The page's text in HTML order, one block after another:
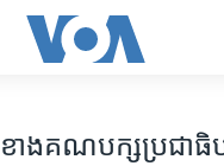
ាង​គណបក្ស​ប្រជាធិ